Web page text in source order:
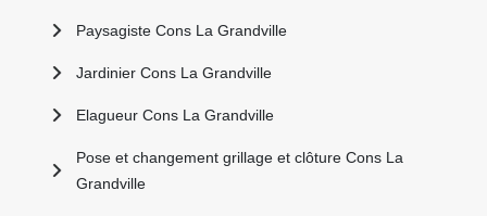
Paysagiste Cons La Grandville
Jardinier Cons La Grandville
Elagueur Cons La Grandville
Pose et changement grillage et clôture Cons La
Grandville